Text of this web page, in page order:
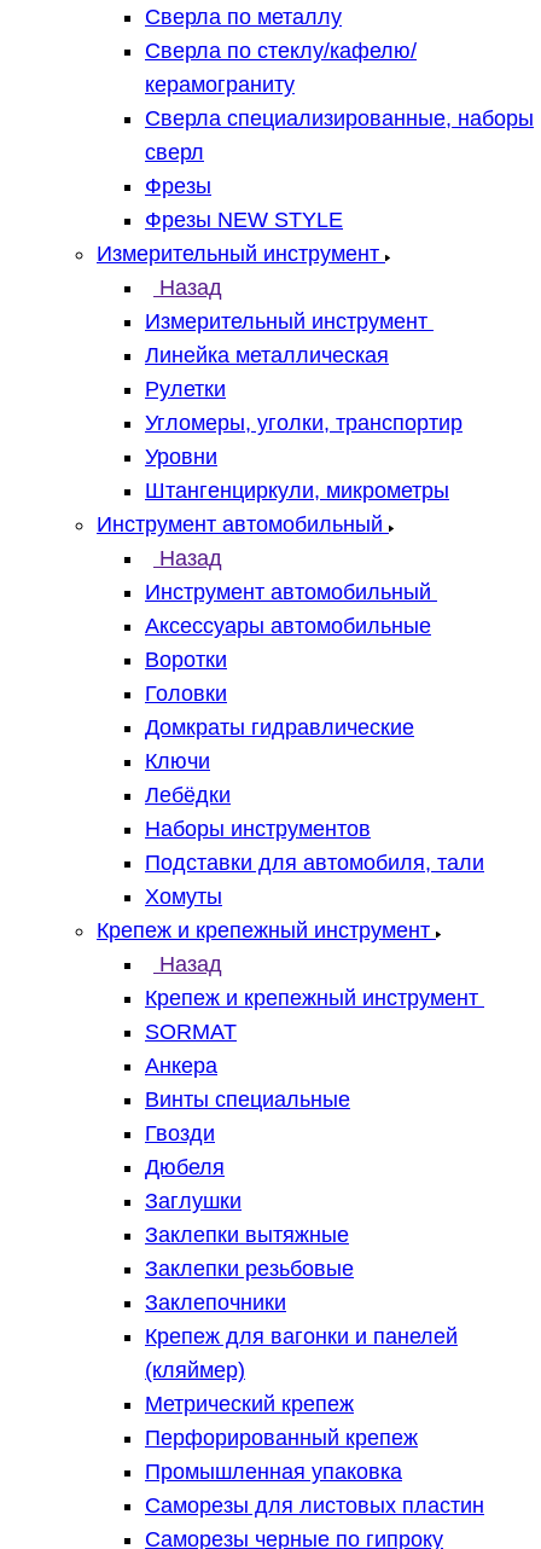
Сверла по металлу
Сверла по стеклу/кафелю/
керамограниту
Сверла специализированные, наборы
сверл
Фрезы
Фрезы NEW STYLE
Измерительный инструмент
Назад
Измерительный инструмент
Линейка металлическая
Рулетки
Угломеры, уголки, транспортир
Уровни
Штангенциркули, микрометры
Инструмент автомобильный
Назад
Инструмент автомобильный
Аксессуары автомобильные
Воротки
Головки
Домкраты гидравлические
Ключи
Лебёдки
Наборы инструментов
Подставки для автомобиля, тали
Хомуты
Крепеж и крепежный инструмент
Назад
Крепеж и крепежный инструмент
SORMAT
Анкера
Винты специальные
Гвозди
Дюбеля
Заглушки
Заклепки вытяжные
Заклепки резьбовые
Заклепочники
Крепеж для вагонки и панелей
(кляймер)
Метрический крепеж
Перфорированный крепеж
Промышленная упаковка
Саморезы для листовых пластин
Саморезы черные по гипроку